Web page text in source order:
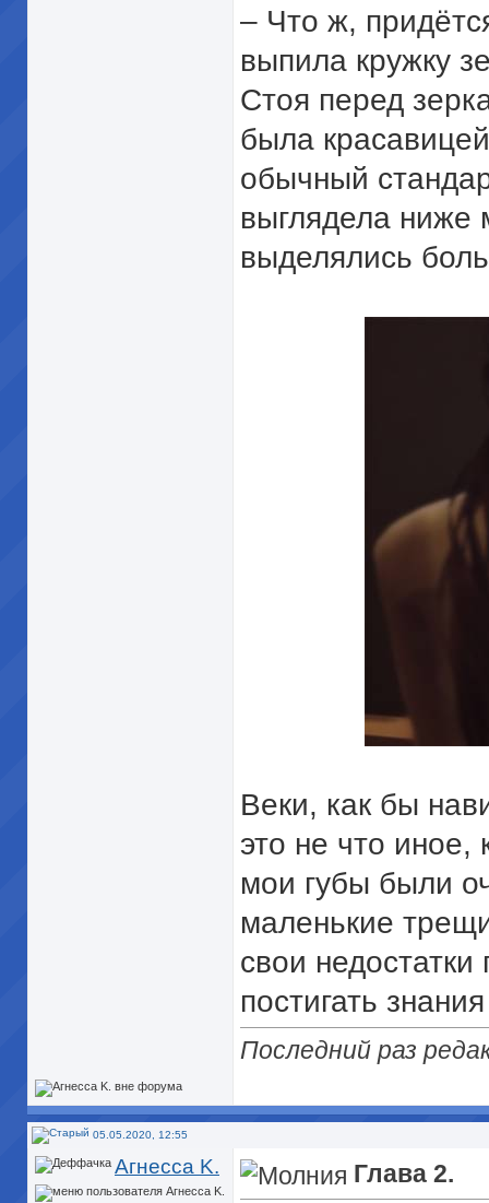
– Что ж,
выпила кружку
Стоя перед
была
обычный
выглядела ниже
выделялись
Веки, как бы
это не что иное,
мои губы были
маленькие
свои
постигать
Последний раз
05.05.2020, 12:55
Агнесса K. Глава 2.